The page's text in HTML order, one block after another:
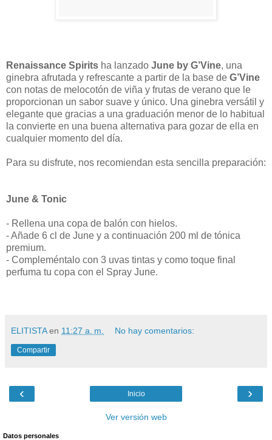
Renaissance Spirits ha lanzado June by G’Vine, una
ginebra afrutada y refrescante a partir de la base de G’Vine
con notas de melocotón de viña y frutas de verano que le
proporcionan un sabor suave y único. Una ginebra versátil y
elegante que gracias a una graduación menor de lo habitual
la convierte en una buena alternativa para gozar de ella en
cualquier momento del día.
Para su disfrute, nos recomiendan esta sencilla preparación:
June & Tonic
- Rellena una copa de balón con hielos.
- Añade 6 cl de June y a continuación 200 ml de tónica
premium.
- Compleméntalo con 3 uvas tintas y como toque final
perfuma tu copa con el Spray June.
ELITISTA en 11:27 a. m. No hay comentarios:
Compartir
‹ ›
Inicio
Ver versión web
Datos personales